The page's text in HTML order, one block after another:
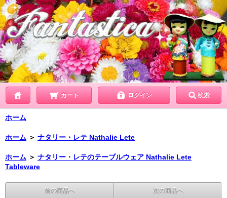
カート ログイン 検索
ホーム
ホーム ＞ ナタリー・レテ Nathalie Lete
ホーム ＞ ナタリー・レテのテーブルウェア Nathalie Lete
Tableware
前の商品へ 次の商品へ